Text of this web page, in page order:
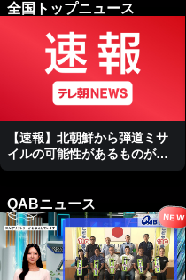
全国トップニュース
【速報】北朝鮮から弾道ミサ
イルの可能性があるものが発
射 防衛省
QABニュース
NEW